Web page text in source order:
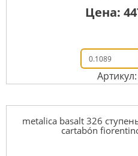
Цена:
metalica basalt 326
cartabón